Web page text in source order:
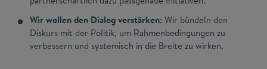
Wir wollen den Dialog verstärken: Wir bündeln den
Diskurs mit der Politik, um Rahmenbedingungen zu
verbessern und systemisch in die Breite zu wirken.​